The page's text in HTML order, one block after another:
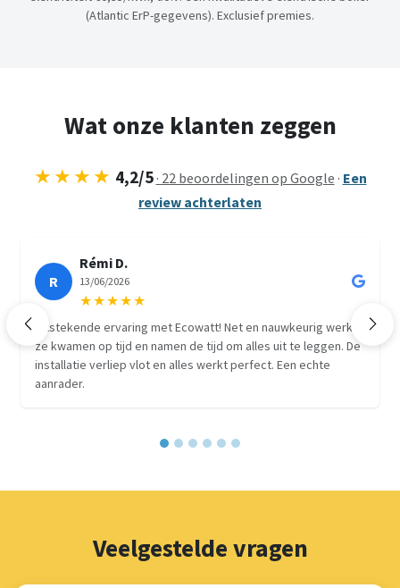
(Atlantic ErP-gegevens). Exclusief premies.
Wat onze klanten zeggen
★★★★ 4,2/5 · 22 beoordelingen op Google · Een
review achterlaten
R
Rémi D.
13/06/2026
★★★★★
Uitstekende ervaring met Ecowatt! Net en nauwkeurig werk,
ze kwamen op tijd en namen de tijd om alles uit te leggen. De
installatie verliep vlot en alles werkt perfect. Een echte
aanrader.
Vorige
Veelgestelde vragen